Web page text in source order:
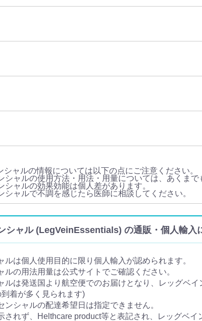
シャルの情報については以下の点にご注意ください。
ャルの使用方法・用法・用量については、あくまで
ャルの効果効能は個人差があります。
ャルで不調を感じたら医師に相談してください。
シャル (LegVeinEssentials) の通販・個人輸入
ルは個人使用目的に限り個人輸入が認められます。
ルの用法用量は公式サイトでご確認ください。
ルは発送国より航空便でのお届けとなり、レッグベ
着が多く見られます)
ンシャルの配達希望日は指定できません。
されず、Helthcare product等と表記され、レッグベイ